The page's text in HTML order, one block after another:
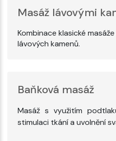
Masáž lávovými
Kombinace klasické
lávových kamenů.
Baňková masáž
Masáž s využitím
stimulaci tkání a uvolnění